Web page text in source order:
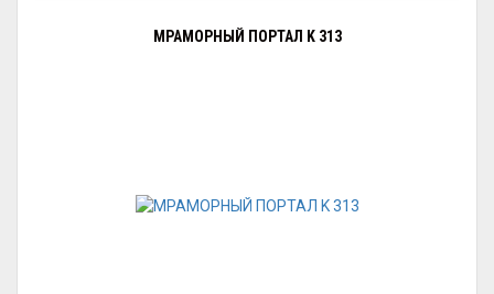
МРАМОРНЫЙ ПОРТАЛ K 313